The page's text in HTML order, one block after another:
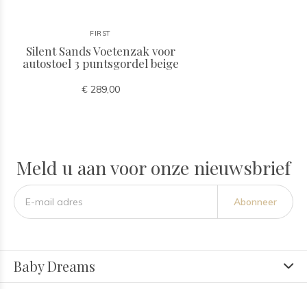
FIRST
Silent Sands Voetenzak voor
autostoel 3 puntsgordel beige
€ 289,00
Meld u aan voor onze nieuwsbrief
Abonneer
Baby Dreams